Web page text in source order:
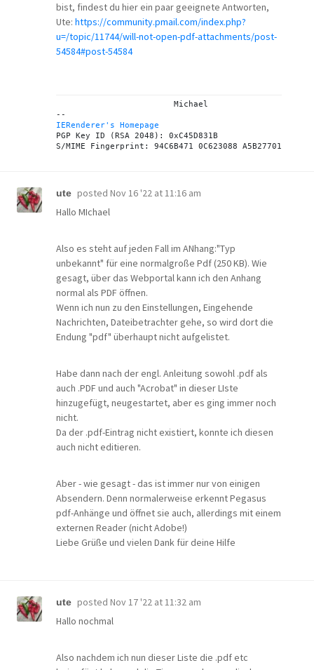
bist, findest du hier ein paar geeignete Antworten,
Ute: https://community.pmail.com/index.php?
u=/topic/11744/will-not-open-pdf-attachments/post-
54584#post-54584
IERenderer's Homepage
PGP Key ID (RSA 2048): 0xC45D831B
ute posted Nov 16 '22 at 11:16 am
Hallo MIchael
Also es steht auf jeden Fall im ANhang:"Typ
unbekannt" für eine normalgroße Pdf (250 KB). Wie
gesagt, über das Webportal kann ich den Anhang
normal als PDF öffnen.
Wenn ich nun zu den Einstellungen, Eingehende
Nachrichten, Dateibetrachter gehe, so wird dort die
Endung "pdf" überhaupt nicht aufgelistet.
Habe dann nach der engl. Anleitung sowohl .pdf als
auch .PDF und auch "Acrobat" in dieser LIste
hinzugefügt, neugestartet, aber es ging immer noch
nicht.
Da der .pdf-Eintrag nicht existiert, konnte ich diesen
auch nicht editieren.
Aber - wie gesagt - das ist immer nur von einigen
Absendern. Denn normalerweise erkennt Pegasus
pdf-Anhänge und öffnet sie auch, allerdings mit einem
externen Reader (nicht Adobe!)
Liebe Grüße und vielen Dank für deine Hilfe
ute posted Nov 17 '22 at 11:32 am
Hallo nochmal
Also nachdem ich nun dieser Liste die .pdf etc